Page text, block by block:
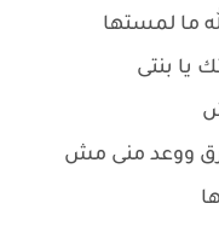
ما لمستها
يا بنتى
ووعد منى مش